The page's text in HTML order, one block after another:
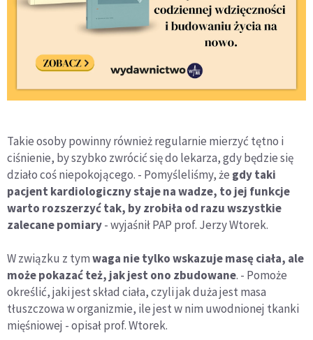
Takie osoby powinny również regularnie mierzyć tętno i
ciśnienie, by szybko zwrócić się do lekarza, gdy będzie się
działo coś niepokojącego. - Pomyśleliśmy, że gdy taki
pacjent kardiologiczny staje na wadze, to jej funkcje
warto rozszerzyć tak, by zrobiła od razu wszystkie
zalecane pomiary- wyjaśnił PAP prof. Jerzy Wtorek.
W związku z tymwaga nie tylko wskazuje masę ciała, ale
może pokazać też, jak jest ono zbudowane. - Pomoże
określić, jaki jest skład ciała, czyli jak duża jest masa
tłuszczowa w organizmie, ile jest w nim uwodnionej tkanki
mięśniowej - opisał prof. Wtorek.